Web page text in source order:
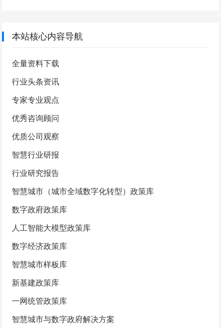
本站核心内容导航
全量资料下载
行业头条资讯
专家专业观点
优秀咨询顾问
优质公司观察
智慧行业研报
行业研究报告
智慧城市（城市全域数字化转型）政策库
数字政府政策库
人工智能大模型政策库
数字经济政策库
智慧城市样板库
新基建政策库
一网统管政策库
智慧城市与数字政府解决方案